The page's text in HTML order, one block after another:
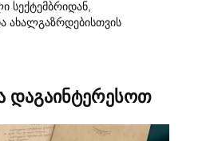
სექტემბრიდან,
ახალგაზრდებისთვის
დაგაინტერესოთ